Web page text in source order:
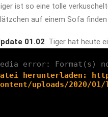
ist so eine tolle
auf einem Sofa finden
01.02. Tiger hat heute
error: Format(s)
herunterladen:
uploads/2020/01/